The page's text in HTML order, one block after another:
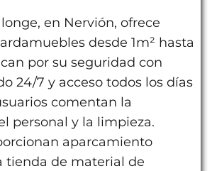
en Nervión, ofrece
desde 1m² hasta
por su seguridad con
24/7 y acceso todos los días
comentan la
personal y la limpieza.
aparcamiento
tienda de material de